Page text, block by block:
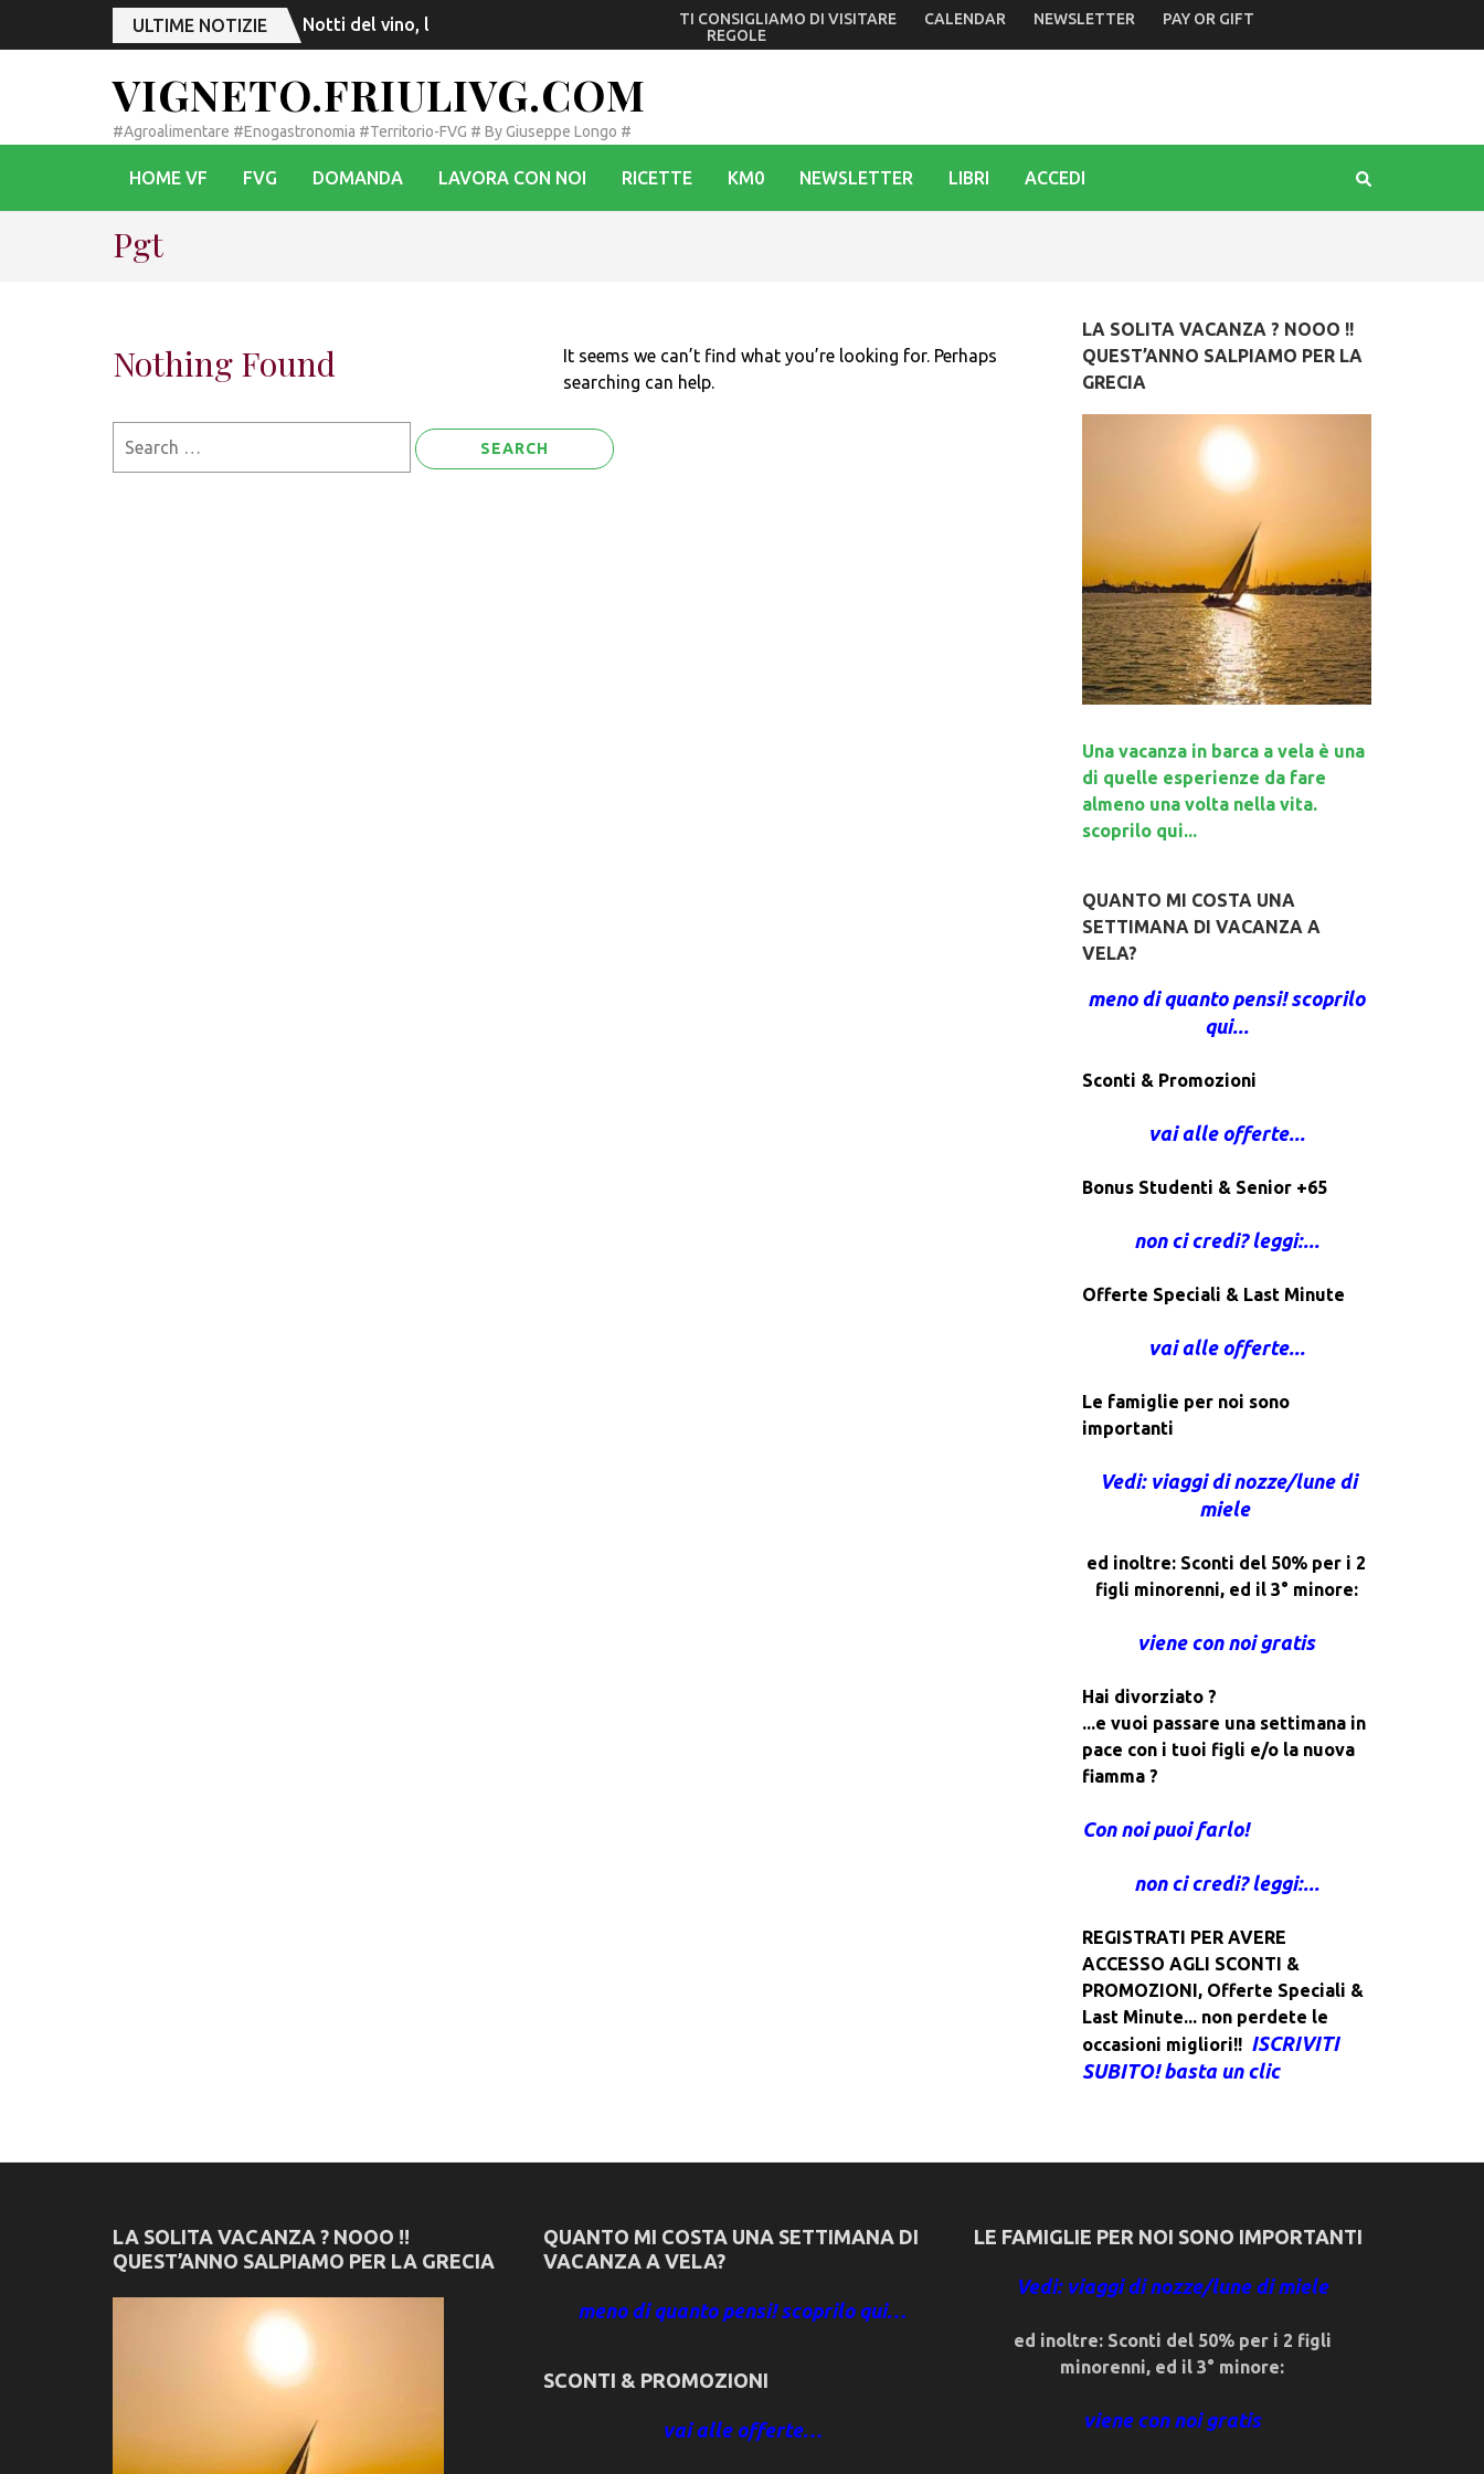
ULTIME NOTIZIE Notti del vino, l’esordio di Monfalcone mentre Dolegna e Prepotto tornano sul Ponte dello Schioppettino. Le proposte di Camino in riva al
TI CONSIGLIAMO DI VISITARE CALENDAR NEWSLETTER
PAY OR GIFT
REGOLE
VIGNETO.FRIULIVG.COM
#Agroalimentare #Enogastronomia #Territorio-FVG # By Giuseppe Longo #
HOME VF FVG DOMANDA LAVORA CON NOI RICETTE KM0 NEWSLETTER LIBRI ACCEDI
Pgt
Nothing Found
It seems we can’t find what you’re looking for. Perhaps
searching can help.
LA SOLITA VACANZA ? NOOO !!
QUEST’ANNO SALPIAMO PER LA
GRECIA
Una vacanza in barca a vela è una
di quelle esperienze da fare
almeno una volta nella vita.
scoprilo qui...
QUANTO MI COSTA UNA
SETTIMANA DI VACANZA A
VELA?
meno di quanto pensi! scoprilo
qui...
Sconti & Promozioni
vai alle offerte...
Bonus Studenti & Senior +65
non ci credi? leggi:...
Offerte Speciali & Last Minute
vai alle offerte...
Le famiglie per noi sono
importanti
Vedi: viaggi di nozze/lune di
miele
ed inoltre: Sconti del 50% per i 2
figli minorenni, ed il 3° minore:
viene con noi gratis
Hai divorziato ?
...e vuoi passare una settimana in
pace con i tuoi figli e/o la nuova
fiamma ?
Con noi puoi farlo!
non ci credi? leggi:...
REGISTRATI PER AVERE
ACCESSO AGLI SCONTI &
PROMOZIONI, Offerte Speciali &
Last Minute... non perdete le
occasioni migliori!! ISCRIVITI
SUBITO! basta un clic
LA SOLITA VACANZA ? NOOO !!
QUEST’ANNO SALPIAMO PER LA GRECIA
QUANTO MI COSTA UNA SETTIMANA DI
VACANZA A VELA?
meno di quanto pensi! scoprilo qui…
SCONTI & PROMOZIONI
vai alle offerte…
LE FAMIGLIE PER NOI SONO IMPORTANTI
Vedi: viaggi di nozze/lune di miele
ed inoltre: Sconti del 50% per i 2 figli
minorenni, ed il 3° minore:
viene con noi gratis